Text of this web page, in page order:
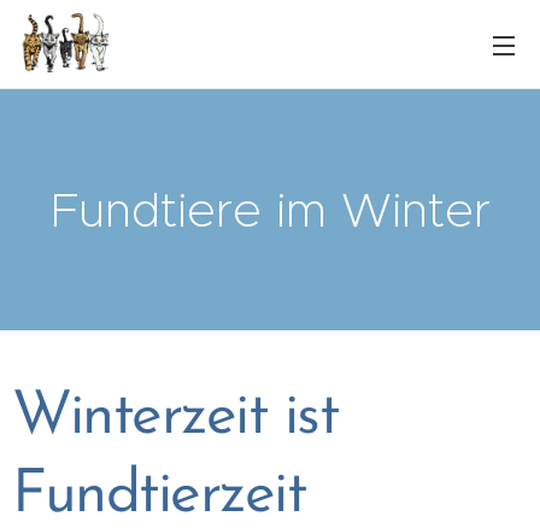
Fundtiere im Winter
Winterzeit ist
Fundtierzeit